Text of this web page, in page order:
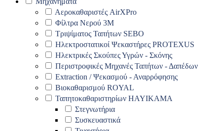
Αεροκαθαριστές AirXPro
Φίλτρα Νερού 3M
Τριψίματος Ταπήτων SEBO
Ηλεκτροστατικοί Ψεκαστήρες PROTEXUS
Ηλεκτρικές Σκούπες Υγρών - Σκόνης
Περιστροφικές Μηχανές Ταπήτων - Δαπέδων
Extraction / Ψεκασμού - Αναρρόφησης
Βιοκαθαρισμού ROYAL
Ταπητοκαθαριστηρίων HAYIKAMA
Στεγνωτήρια
Συσκευαστικά